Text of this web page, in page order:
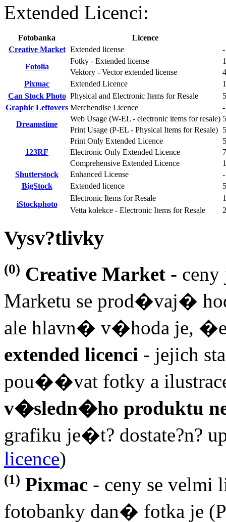
Extended Licenci:
Fotobanka
Licence
Creative Market Extended license
-
Fotolia
Fotky - Extended license
Vektory - Vector extended license
Pixmac
Extended Licence
Can Stock Photo Physical and Electronic Items for Resale
Graphic Leftovers Merchendise Licence
-
Dreamstime
Web Usage (W-EL - electronic items for resale)
Print Usage (P-EL - Physical Items for Resale)
123RF
Print Only Extended Licence
Electronic Only Extended Licence
Comprehensive Extended Licence
Shutterstock
Enhanced License
-
BigStock
Extended licence
iStockphoto
Electronic Items for Resale
Vetta kolekce - Electronic Items for Resale
Vysv?tlivky
(0) Creative Market -
Marketu se prod�vaj�
ale hlavn� v�hoda je,
extended licenci - jejich
pou��vat fotky a
v�sledn�ho produktu
grafiku je�t? dostate?n?
licence)
(1) Pixmac - ceny se
fotobanky dan� fotka je